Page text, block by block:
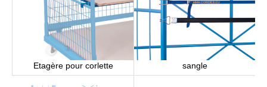
Etagère pour corlette sangle